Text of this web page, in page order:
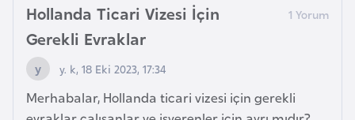
Hollanda Ticari Vizesi İçin
Gerekli Evraklar
y. k, 18 Eki 2023, 17:34
Merhabalar, Hollanda ticari vizesi için gerekli
n
d
a
İ